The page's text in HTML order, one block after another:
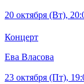
20 октября (Вт),
Концерт
Ева Власова
23 октября (Пт),